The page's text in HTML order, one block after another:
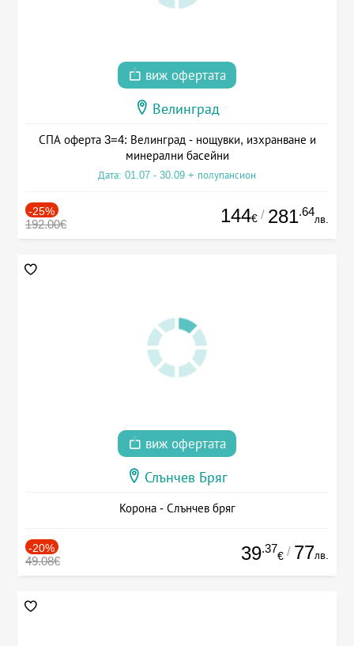
виж офертата
Велинград
СПА оферта 3=4: Велинград - нощувки, изхранване и
минерални басейни
Дата: 01.07 - 30.09 + полупансион
-25%
192.00€ 144€ / 281.64
лв.
виж офертата
Слънчев Бряг
Корона - Слънчев бряг
-20%
49.08€ 39.37
€ / 77лв.